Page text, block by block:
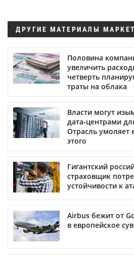
ДРУГИЕ МАТЕРИАЛЫ МАРКЕТ
Половина
увеличить
четверть
траты на облака
Власти могут
дата-центрами
Отрасль умоляет
этого
Гигантский
страховщик
устойчивости к
Airbus бежит от
в европейское